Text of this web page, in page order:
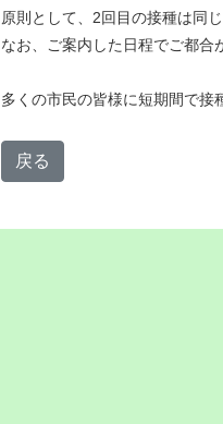
原則として、2回目の接種は同
なお、ご案内した日程でご都合
多くの市民の皆様に短期間で接
戻る